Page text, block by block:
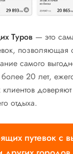
Туров — это
позволяющая
самого
20 лет,
отдыха.
путевок с